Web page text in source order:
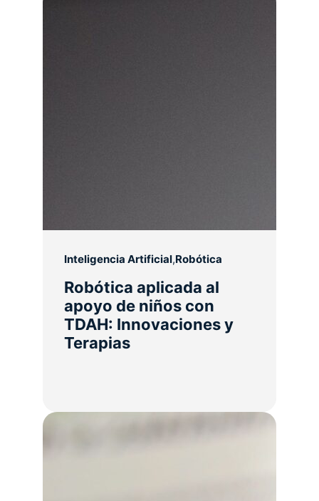
Inteligencia Artificial,Robótica
Robótica aplicada al
apoyo de niños con
TDAH: Innovaciones y
Terapias